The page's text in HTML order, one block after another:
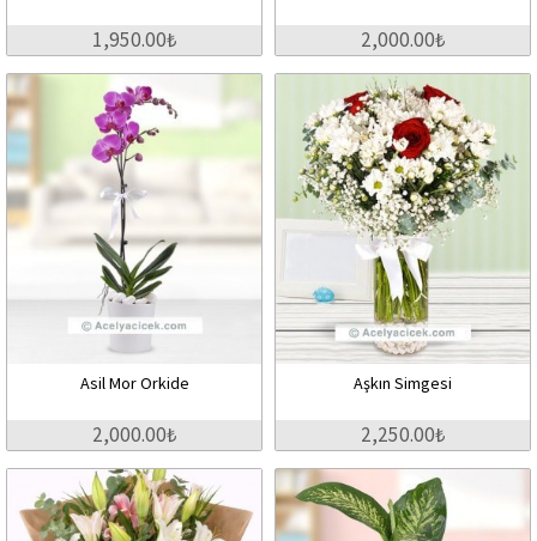
1,950.00₺ 2,000.00₺
Asil Mor Orkide
2,000.00₺
Aşkın Simgesi
2,250.00₺